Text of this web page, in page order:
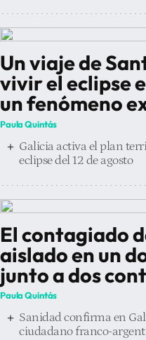
Un viaje de
vivir el eclipse
un fenómeno
Paula Quintás
Galicia activa el plan
eclipse del 12 de agosto
El contagiado
aislado en un
junto a dos
Paula Quintás
Sanidad confirma en
ciudadano franco-